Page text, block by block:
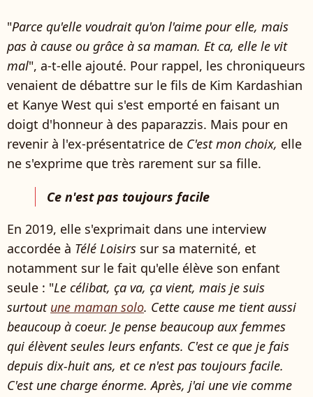
"Parce qu'elle voudrait qu'on l'aime pour elle, mais
pas à cause ou grâce à sa maman. Et ca, elle le vit
mal", a-t-elle ajouté. Pour rappel, les chroniqueurs
venaient de débattre sur le fils de Kim Kardashian
et Kanye West qui s'est emporté en faisant un
doigt d'honneur à des paparazzis. Mais pour en
revenir à l'ex-présentatrice de C'est mon choix, elle
ne s'exprime que très rarement sur sa fille.
Ce n'est pas toujours facile
En 2019, elle s'exprimait dans une interview
accordée à Télé Loisirs sur sa maternité, et
notamment sur le fait qu'elle élève son enfant
seule : "Le célibat, ça va, ça vient, mais je suis
surtout une maman solo. Cette cause me tient aussi
beaucoup à coeur. Je pense beaucoup aux femmes
qui élèvent seules leurs enfants. C'est ce que je fais
depuis dix-huit ans, et ce n'est pas toujours facile.
C'est une charge énorme. Après, j'ai une vie comme